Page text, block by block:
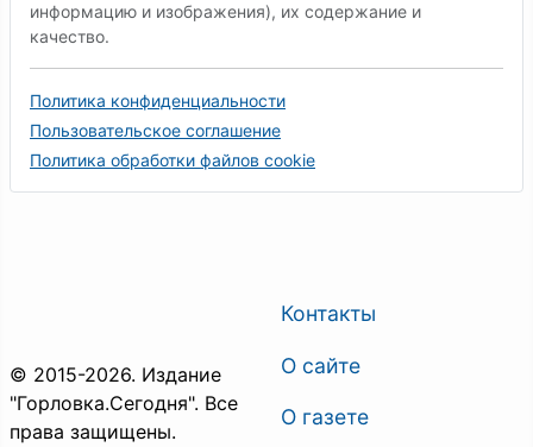
информацию и изображения), их содержание и
качество.
Политика конфиденциальности
Пользовательское соглашение
Политика обработки файлов cookie
© 2015-2026. Издание
"Горловка.Сегодня". Все
права защищены.
Контакты
О сайте
О газете